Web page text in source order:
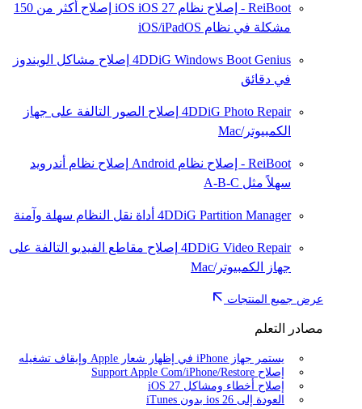
ReiBoot - إصلاح نظام iOS iOS 27
إصلاح أكثر من 150
مشكلة في نظام iOS/iPadOS
4DDiG Windows Boot Genius إصلاح مشاكل الويندوز
في دقائق
4DDiG Photo Repair إصلاح الصور التالفة على جهاز
الكمبيوتر/Mac
ReiBoot - إصلاح نظام Android
إصلاح نظام أندرويد
سهلاً مثل A-B-C
4DDiG Partition Manager أداة نقل النظام سهلة وآمنة
4DDiG Video Repair إصلاح مقاطع الفيديو التالفة على
جهاز الكمبيوتر/Mac
عرض جميع المنتجات
مصادر التعلم
يستمر جهاز iPhone في إظهار شعار Apple وإيقاف تشغيله
إصلاح Support Apple Com/iPhone/Restore
إصلاح أخطاء ومشاكل iOS 27
العودة إلى ios 26 بدون iTunes